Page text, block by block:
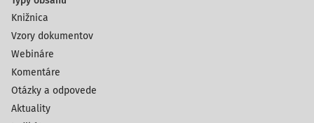
Knižnica
Vzory dokumentov
Webináre
Komentáre
Otázky a odpovede
Aktuality